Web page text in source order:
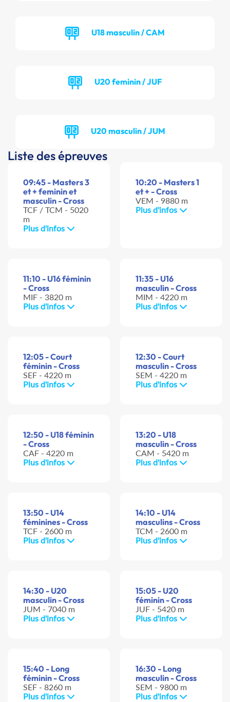
U18 masculin / CAM
U20 feminin / JUF
U20 masculin / JUM
Liste des épreuves
09:45 - Masters 3
et + feminin et
masculin - Cross
TCF / TCM - 5020
m
Plus d'infos
10:20 - Masters 1
et + - Cross
VEM - 9880 m
Plus d'infos
11:10 - U16 féminin
- Cross
MIF - 3820 m
Plus d'infos
11:35 - U16
masculin - Cross
MIM - 4220 m
Plus d'infos
12:05 - Court
féminin - Cross
SEF - 4220 m
Plus d'infos
12:30 - Court
masculin - Cross
SEM - 4220 m
Plus d'infos
12:50 - U18 féminin
- Cross
CAF - 4220 m
Plus d'infos
13:20 - U18
masculin - Cross
CAM - 5420 m
Plus d'infos
13:50 - U14
féminines - Cross
TCF - 2600 m
Plus d'infos
14:10 - U14
masculins - Cross
TCM - 2600 m
Plus d'infos
14:30 - U20
masculin - Cross
JUM - 7040 m
Plus d'infos
15:05 - U20
féminin - Cross
JUF - 5420 m
Plus d'infos
15:40 - Long
féminin - Cross
SEF - 8260 m
Plus d'infos
16:30 - Long
masculin - Cross
SEM - 9800 m
Plus d'infos